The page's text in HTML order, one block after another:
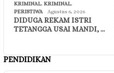
KRIMINAL, KRIMINAL,
PERISTIWA
Agustus 6, 2026
DIDUGA REKAM ISTRI
TETANGGA USAI MANDI, …
PENDIDIKAN